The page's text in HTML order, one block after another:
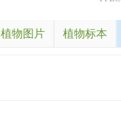
植物图片 植物标本